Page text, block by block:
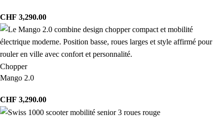
CHF 3,290.00
Chopper
Mango 2.0
CHF 3,290.00